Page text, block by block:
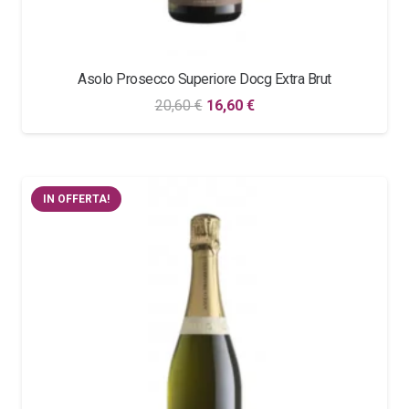
Asolo Prosecco Superiore Docg Extra Brut
20,60€ Il
prezzo
16,60 €Il
prezzo
IN OFFERTA!